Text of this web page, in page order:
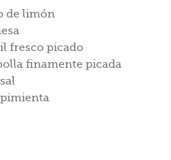
de limón
fresco picado
finamente picada